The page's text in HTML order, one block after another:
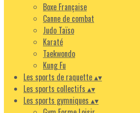
Boxe Française
Canne de combat
Judo Taïso
Karaté
Taekwondo
Kung Fu
Les sports de raquette▴▾
Les sports collectifs ▴▾
Les sports gymniques ▴▾